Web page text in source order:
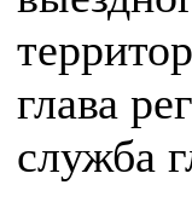
глава
служба